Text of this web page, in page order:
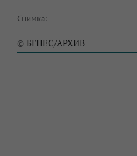
Снимка:
© БГНЕС/АРХИВ